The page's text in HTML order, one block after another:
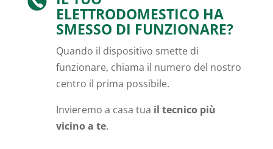
ELETTRODOMESTICO HA
SMESSO DI FUNZIONARE?
Quando il dispositivo smette di
funzionare, chiama il numero del nostro
centro il prima possibile.
Invieremo a casa tua il tecnico più
vicino a te.